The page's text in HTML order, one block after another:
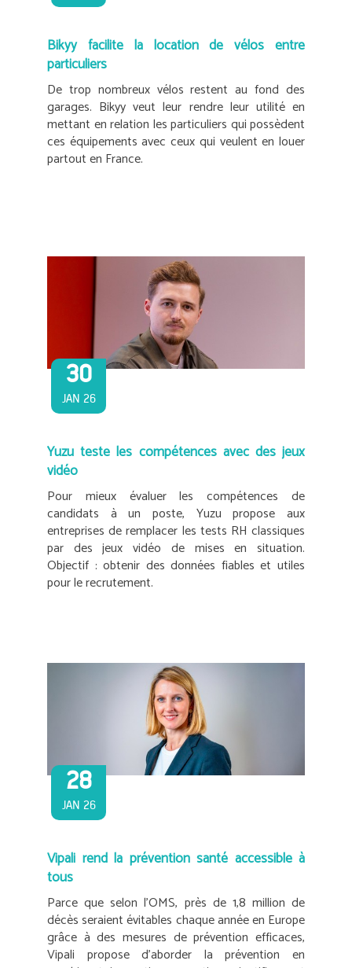
Bikyy facilite la location de vélos entre
particuliers
De trop nombreux vélos restent au fond des
garages. Bikyy veut leur rendre leur utilité en
mettant en relation les particuliers qui possèdent
ces équipements avec ceux qui veulent en louer
partout en France.
30
JAN 26
Yuzu teste les compétences avec des jeux
vidéo
Pour mieux évaluer les compétences de
candidats à un poste, Yuzu propose aux
entreprises de remplacer les tests RH classiques
par des jeux vidéo de mises en situation.
Objectif : obtenir des données fiables et utiles
pour le recrutement.
28
JAN 26
Vipali rend la prévention santé accessible à
tous
Parce que selon l’OMS, près de 1,8 million de
décès seraient évitables chaque année en Europe
grâce à des mesures de prévention efficaces,
Vipali propose d’aborder la prévention en